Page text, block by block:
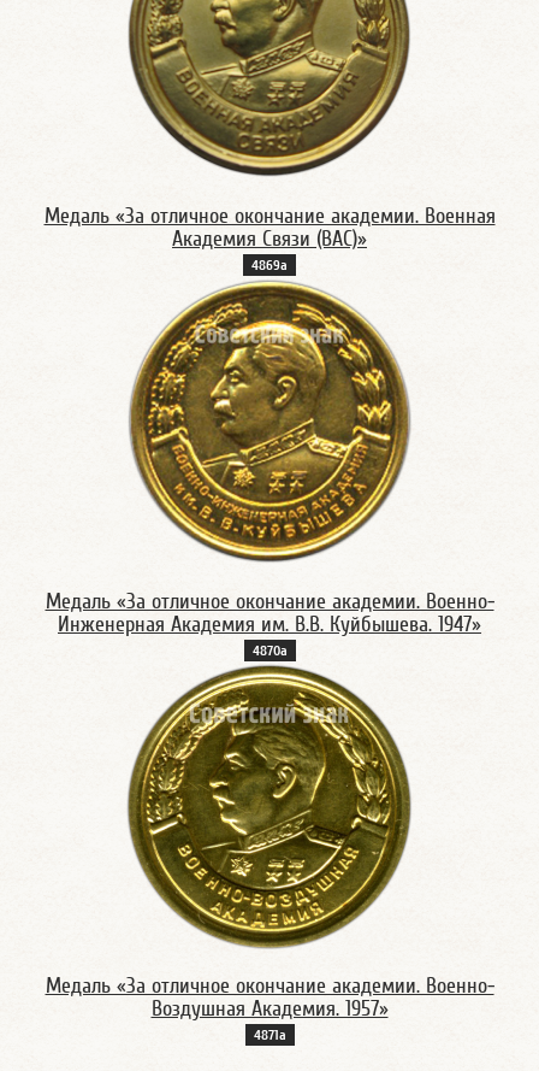
Медаль «За отличное окончание академии. Военная
Академия Связи (ВАС)»
4869а
Медаль «За отличное окончание академии. Военно-
Инженерная Академия им. В.В. Куйбышева. 1947»
4870а
Медаль «За отличное окончание академии. Военно-
Воздушная Академия. 1957»
4871а